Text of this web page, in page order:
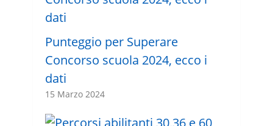
Punteggio per Superare
Concorso scuola 2024, ecco i
dati
15 Marzo 2024